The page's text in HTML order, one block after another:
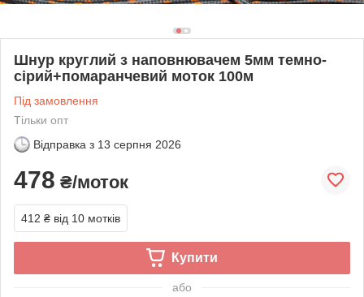
Шнур круглий з наповнювачем 5мм темно-
сірий+помаранчевий моток 100м
Під замовлення
Тільки опт
Відправка з 13 серпня 2026
478 ₴/моток
412 ₴ від 10 мотків
Купити
або